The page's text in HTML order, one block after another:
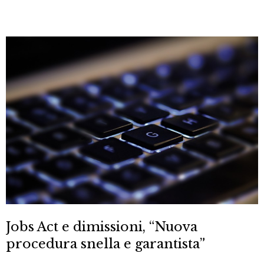
Jobs Act e dimissioni, “Nuova
procedura snella e garantista”